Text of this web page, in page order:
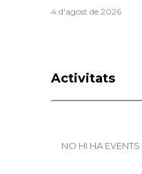
4 d'agost de 2026
Activitats
NO HI HA